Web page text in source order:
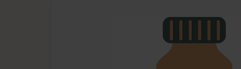
Lista: . Innehåller 1 objekt.